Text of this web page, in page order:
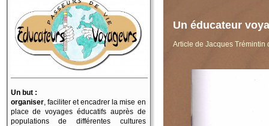
Un but :
organiser, faciliter et encadrer la mise en
place de voyages éducatifs auprès de
populations de différentes cultures
Un éducateur
Article de Jacques